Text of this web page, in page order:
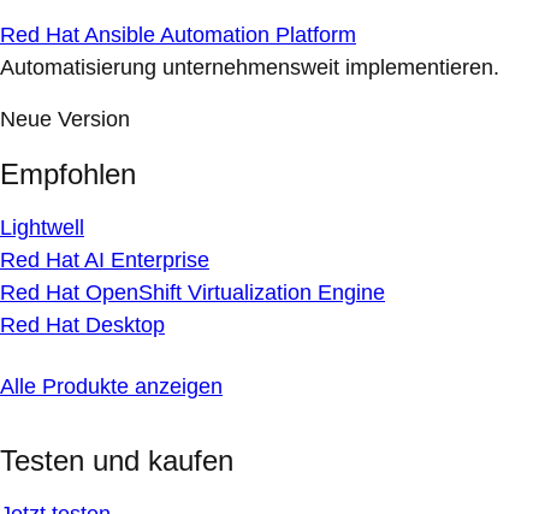
Red Hat Ansible Automation Platform
Automatisierung unternehmensweit implementieren.
Neue Version
Empfohlen
Lightwell
Red Hat AI Enterprise
Red Hat OpenShift Virtualization Engine
Red Hat Desktop
Alle Produkte anzeigen
Testen und kaufen